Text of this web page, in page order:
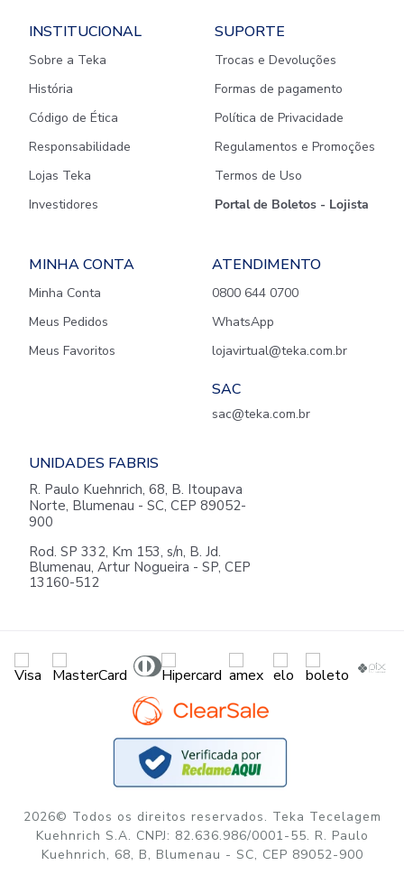
INSTITUCIONAL
Sobre a Teka
História
Código de Ética
Responsabilidade
Lojas Teka
Investidores
SUPORTE
Trocas e Devoluções
Formas de pagamento
Política de Privacidade
Regulamentos e Promoções
Termos de Uso
Portal de Boletos - Lojista
MINHA CONTA
Minha Conta
Meus Pedidos
Meus Favoritos
ATENDIMENTO
0800 644 0700
WhatsApp
lojavirtual@teka.com.br
SAC
sac@teka.com.br
UNIDADES FABRIS
R. Paulo Kuehnrich, 68, B. Itoupava
Norte, Blumenau - SC, CEP 89052-
900
Rod. SP 332, Km 153, s/n, B. Jd.
Blumenau, Artur Nogueira - SP, CEP
13160-512
2026© Todos os direitos reservados. Teka Tecelagem
Kuehnrich S.A. CNPJ: 82.636.986/0001-55. R. Paulo
Kuehnrich, 68, B, Blumenau - SC, CEP 89052-900